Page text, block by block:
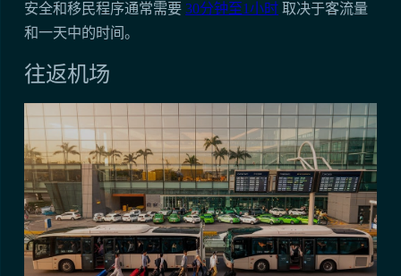
安全和移民程序通常需要30分钟至1小时 取决于客流量
和一天中的时间。
往返机场